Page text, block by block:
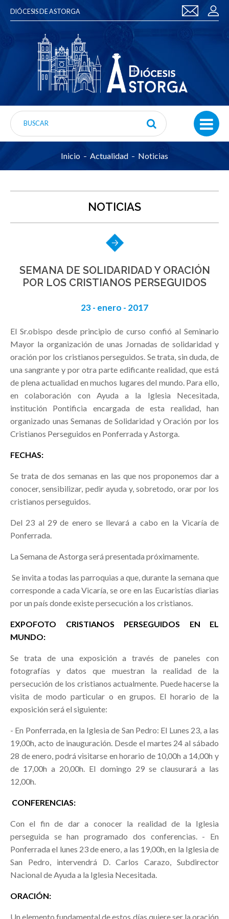
DIÓCESIS DE ASTORGA
Inicio Actualidad Noticias
NOTICIAS
SEMANA DE SOLIDARIDAD Y ORACIÓN
POR LOS CRISTIANOS PERSEGUIDOS
23 - enero - 2017
El Sr.obispo desde principio de curso confió al Seminario
Mayor la organización de unas Jornadas de solidaridad y
oración por los cristianos perseguidos. Se trata, sin duda, de
una sangrante y por otra parte edificante realidad, que está
de plena actualidad en muchos lugares del mundo. Para ello,
en colaboración con Ayuda a la Iglesia Necesitada,
institución Pontificia encargada de esta realidad, han
organizado unas Semanas de Solidaridad y Oración por los
Cristianos Perseguidos en Ponferrada y Astorga.
FECHAS:
Se trata de dos semanas en las que nos proponemos dar a
conocer, sensibilizar, pedir ayuda y, sobretodo, orar por los
cristianos perseguidos.
Del 23 al 29 de enero se llevará a cabo en la Vicaría de
Ponferrada.
La Semana de Astorga será presentada próximamente.
Se invita a todas las parroquias a que, durante la semana que
corresponde a cada Vicaría, se ore en las Eucaristías diarias
por un país donde existe persecución a los cristianos.
EXPOFOTO CRISTIANOS PERSEGUIDOS EN EL
MUNDO:
Se trata de una exposición a través de paneles con
fotografías y datos que muestran la realidad de la
persecución de los cristianos actualmente. Puede hacerse la
visita de modo particular o en grupos. El horario de la
exposición será el siguiente:
- En Ponferrada, en la Iglesia de San Pedro: El Lunes 23, a las
19,00h, acto de inauguración. Desde el martes 24 al sábado
28 de enero, podrá visitarse en horario de 10,00h a 14,00h y
de 17,00h a 20,00h. El domingo 29 se clausurará a las
12,00h.
CONFERENCIAS:
Con el fin de dar a conocer la realidad de la Iglesia
perseguida se han programado dos conferencias. - En
Ponferrada el lunes 23 de enero, a las 19,00h, en la Iglesia de
San Pedro, intervendrá D. Carlos Carazo, Subdirector
Nacional de Ayuda a la Iglesia Necesitada.
ORACIÓN:
Un elemento fundamental de estos días quiere ser la oración